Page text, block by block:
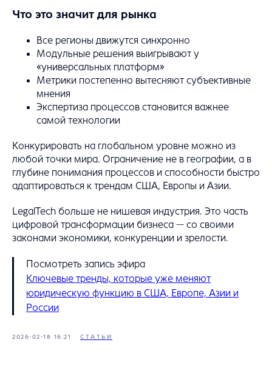
Что это значит для рынка
Все регионы движутся синхронно
Модульные решения выигрывают у
«универсальных платформ»
Метрики постепенно вытесняют субъективные
мнения
Экспертиза процессов становится важнее
самой технологии
Конкурировать на глобальном уровне можно из
любой точки мира. Ограничение не в географии, а в
глубине понимания процессов и способности быстро
адаптироваться к трендам США, Европы и Азии.
LegalTech больше не нишевая индустрия. Это часть
цифровой трансформации бизнеса — со своими
законами экономики, конкуренции и зрелости.
Посмотреть запись эфира
Ключевые тренды, которые уже меняют
юридическую функцию в США, Европе, Азии и
России
2026-02-18 16:21 СТАТЬИ